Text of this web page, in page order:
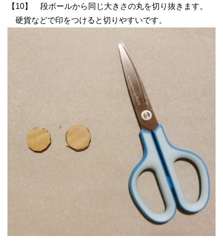
【10】 段ボールから同じ大きさの丸を切り抜きます。
硬貨などで印をつけると切りやすいです。